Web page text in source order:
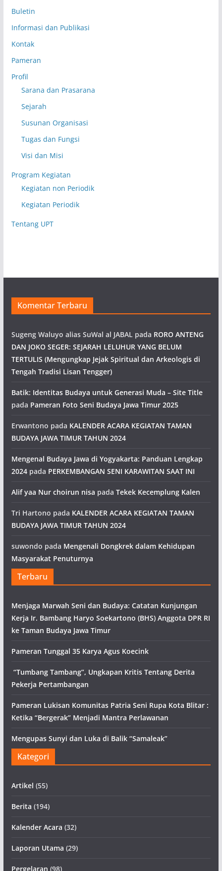
Buletin
Informasi dan Publikasi
Kontak
Pameran
Profil
Sarana dan Prasarana
Sejarah
Susunan Organisasi
Tugas dan Fungsi
Visi dan Misi
Program Kegiatan
Kegiatan non Periodik
Kegiatan Periodik
Tentang UPT
Komentar Terbaru
Sugeng Waluyo alias SuWal al JABAL pada RORO ANTENG
DAN JOKO SEGER: SEJARAH LELUHUR YANG BELUM
TERTULIS (Mengungkap Jejak Spiritual dan Arkeologis di
Tengah Tradisi Lisan Tengger)
Batik: Identitas Budaya untuk Generasi Muda – Site Title
pada Pameran Foto Seni Budaya Jawa Timur 2025
Erwantono pada KALENDER ACARA KEGIATAN TAMAN
BUDAYA JAWA TIMUR TAHUN 2024
Mengenal Budaya Jawa di Yogyakarta: Panduan Lengkap
2024pada PERKEMBANGAN SENI KARAWITAN SAAT INI
Alif yaa Nur choirun nisa pada Tekek Kecemplung Kalen
Tri Hartono pada KALENDER ACARA KEGIATAN TAMAN
BUDAYA JAWA TIMUR TAHUN 2024
suwondo pada Mengenali Dongkrek dalam Kehidupan
Masyarakat Penuturnya
Terbaru
Menjaga Marwah Seni dan Budaya: Catatan Kunjungan
Kerja Ir. Bambang Haryo Soekartono (BHS) Anggota DPR RI
ke Taman Budaya Jawa Timur
Pameran Tunggal 35 Karya Agus Koecink
“Tumbang Tambang”, Ungkapan Kritis Tentang Derita
Pekerja Pertambangan
Pameran Lukisan Komunitas Patria Seni Rupa Kota Blitar :
Ketika “Bergerak” Menjadi Mantra Perlawanan
Mengupas Sunyi dan Luka di Balik “Samaleak”
Kategori
Artikel (55)
Berita (194)
Kalender Acara (32)
Laporan Utama (29)
Pergelaran (98)